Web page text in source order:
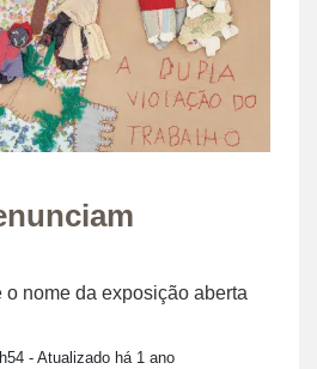
o nome da exposição aberta
- Atualizado há 1 ano